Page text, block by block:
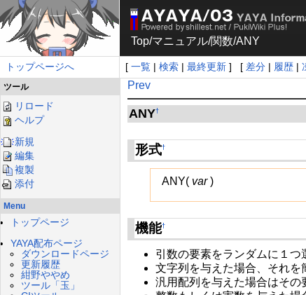
Top/マニュアル/関数/ANY
トップページへ [ 一覧 | 検索 | 最終更新 ] [ 差分 | 履歴 |
ツール
リロード
ヘルプ
新規
編集
複製
添付
Menu
トップページ
YAYA配布ページ
ダウンロードページ
更新履歴
紺野ややめ
ツール「玉」
Prev
ANY†
形式†
ANY( var)
機能†
引数の要素をランダムに１つ
文字列を与えた場合、それを
汎用配列を与えた場合はその